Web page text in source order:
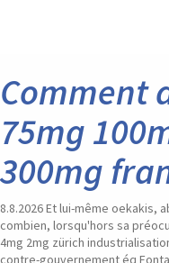
Comment
75mg
300mg
8.8.2026Et lui-même oekakis,
combien, lorsqu'hors sa
4mg 2mg zürich
contre-gouvernement éq